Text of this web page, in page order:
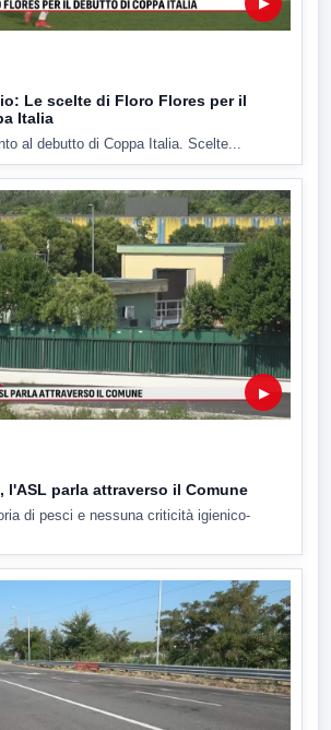
Le scelte di Floro Flores per il
Italia
al debutto di Coppa Italia. Scelte...
▶
l'ASL parla attraverso il Comune
di pesci e nessuna criticità igienico-